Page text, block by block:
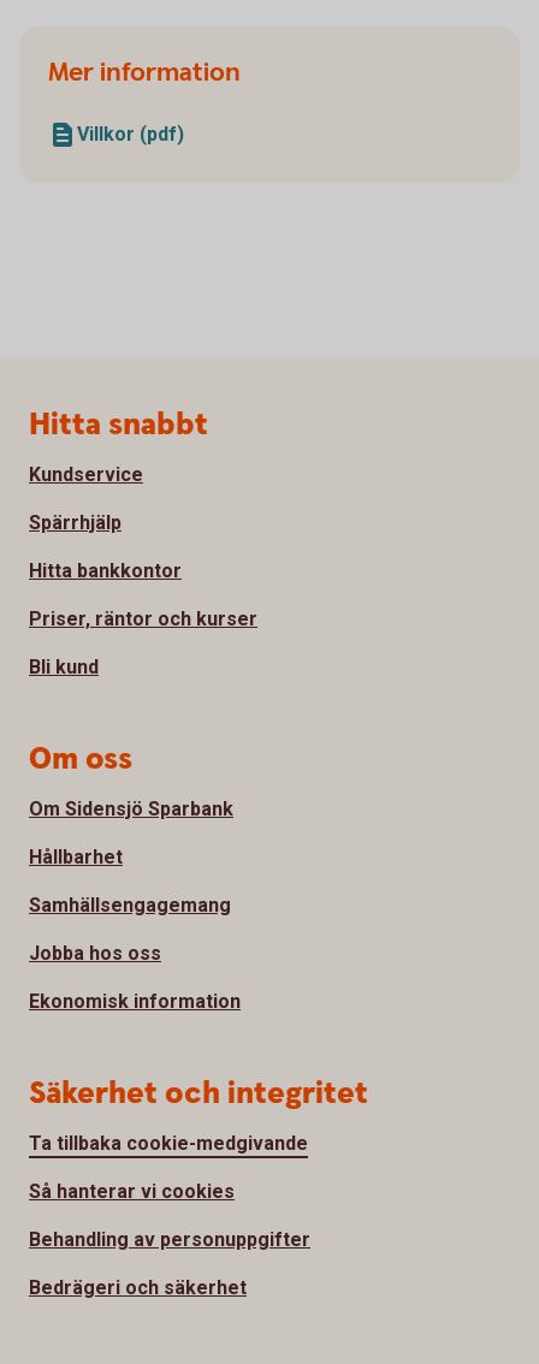
Mer information
Villkor (pdf)
Sidfot
Hitta snabbt
Kundservice
Spärrhjälp
Hitta bankkontor
Priser, räntor och kurser
Bli kund
Om oss
Om Sidensjö Sparbank
Hållbarhet
Samhällsengagemang
Jobba hos oss
Ekonomisk information
Säkerhet och integritet
Ta tillbaka cookie-medgivande
Så hanterar vi cookies
Behandling av personuppgifter
Bedrägeri och säkerhet